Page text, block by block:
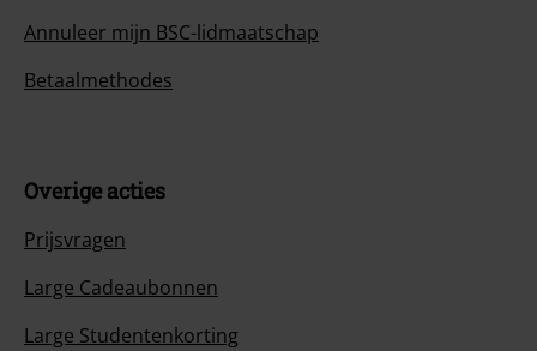
Annuleer mijn BSC-lidmaatschap
Betaalmethodes
Overige acties
Prijsvragen
Large Cadeaubonnen
Large Studentenkorting